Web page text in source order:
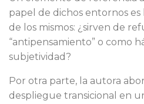
papel de dichos entornos es
de los mismos: ¿sirven de
“antipensamiento” o como
subjetividad?
Por otra parte, la autora
despliegue transicional en